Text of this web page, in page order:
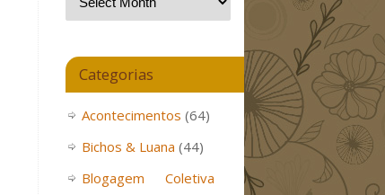
Categorias
Acontecimentos (64)
Bichos & Luana (44)
Blogagem Coletiva